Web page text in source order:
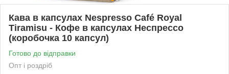
Кава в капсулах Nespresso Café Royal
Tiramisu - Кофе в капсулах Неспрессо
(коробочка 10 капсул)
Готово до відправки
Опт і роздріб